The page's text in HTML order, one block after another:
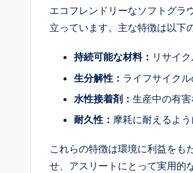
エコフレンドリーなソフトグラ
立っています。主な特徴は以下
持続可能な材料： リサイ
生分解性： ライフサイク
水性接着剤： 生産中の有害
耐久性： 摩耗に耐えるよ
これらの特徴は環境に利益をも
せ、アスリートにとって実用的